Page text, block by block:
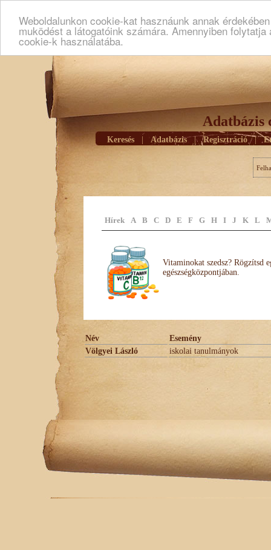
Weboldalunkon cookie-kat hasznáunk annak
muködést a látogatóink számára. Amennyiben
cookie-k használatába.
Adatbázis
Keresés Adatbázis | Regisztráció |
Hírek A B C D E F G H I J K L
Vitaminokat szedsz? Rögzítsd
egészségközpontjában.
Név
Esemény
Völgyei László
iskolai tanulmányok